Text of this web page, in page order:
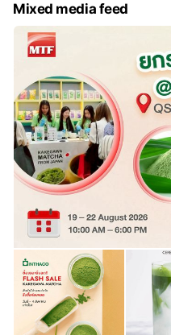
Mixed media feed